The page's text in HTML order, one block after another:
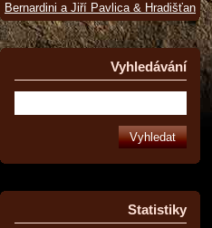
Bernardini a Jiří Pavlica & Hradišťan
Vyhledávání
Statistiky